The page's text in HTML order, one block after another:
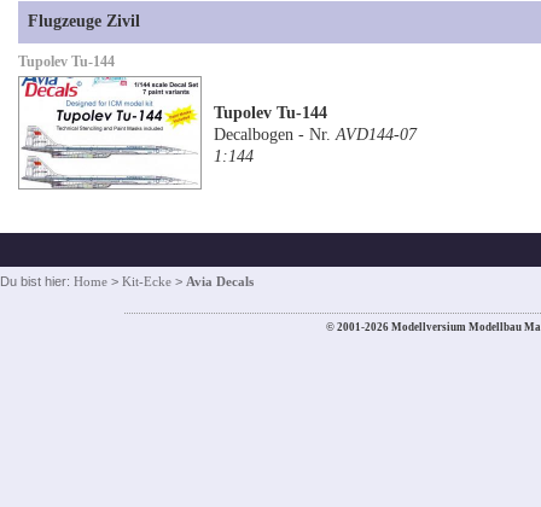
Flugzeuge Zivil
Tupolev Tu-144
Tupolev Tu-144
Decalbogen - Nr.AVD144-07
1:144
Du bist hier: Home > Kit-Ecke > Avia Decals
© 2001-2026 Modellversium Modellbau